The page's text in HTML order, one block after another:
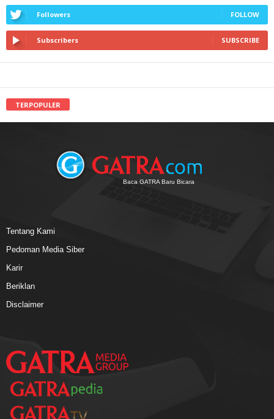
Followers FOLLOW
Subscribers SUBSCRIBE
TERPOPULER
Baca GATRA Baru Bicara
Tentang Kami
Pedoman Media Siber
Karir
Beriklan
Disclaimer